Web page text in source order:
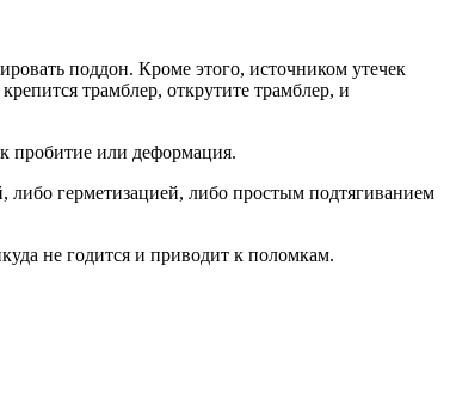
поддон. Кроме этого, источником утечек
трамблер, открутите трамблер, и
пробитие или деформация.
либо герметизацией, либо простым подтягиванием
не годится и приводит к поломкам.